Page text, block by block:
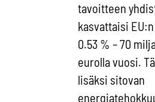
tavoitteen
kasvattaisi
0.53 % – 70
eurolla vuosi.
lisäksi sitovan